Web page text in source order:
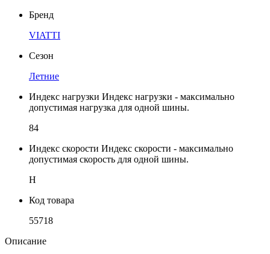
Бренд
VIATTI
Сезон
Летние
Индекс нагрузки Индекс нагрузки - максимально
допустимая нагрузка для одной шины.
84
Индекс скорости Индекс скорости - максимально
допустимая скорость для одной шины.
H
Код товара
55718
Описание